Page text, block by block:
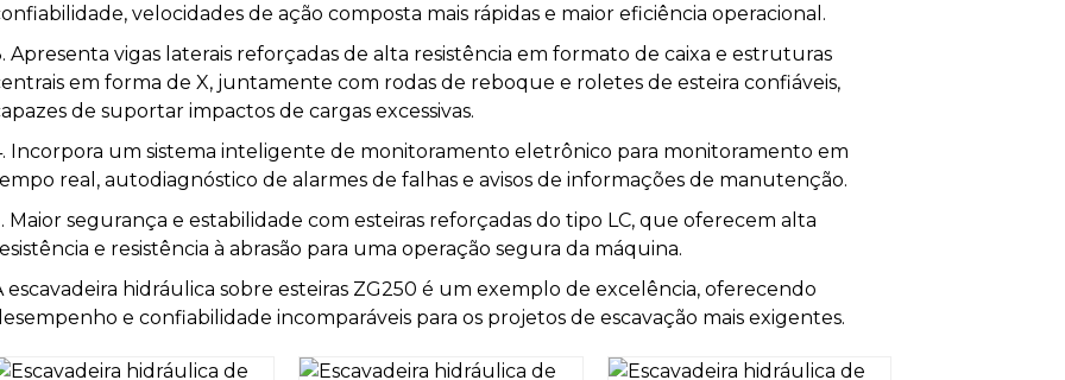
velocidades de ação composta mais rápidas e maior eficiência operacional.
Apresenta vigas laterais reforçadas de alta resistência em formato de caixa e estruturas
em forma de X, juntamente com rodas de reboque e roletes de esteira confiáveis,
de suportar impactos de cargas excessivas.
Incorpora um sistema inteligente de monitoramento eletrônico para monitoramento em
real, autodiagnóstico de alarmes de falhas e avisos de informações de manutenção.
Maior segurança e estabilidade com esteiras reforçadas do tipo LC, que oferecem alta
e resistência à abrasão para uma operação segura da máquina.
escavadeira hidráulica sobre esteiras ZG250 é um exemplo de excelência, oferecendo
e confiabilidade incomparáveis ​​para os projetos de escavação mais exigentes.